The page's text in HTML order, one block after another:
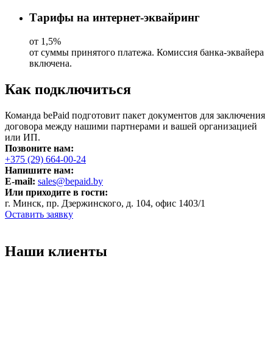
Тарифы на интернет-эквайринг
от 1,5%
от суммы принятого платежа. Комиссия банка-эквайера
включена.
Как подключиться
Команда bePaid подготовит пакет документов для заключения
договора между нашими партнерами и вашей организацией
или ИП.
Позвоните нам:
+375 (29) 664-00-24
Напишите нам:
E-mail: sales@bepaid.by
Или приходите в гости:
г. Минск, пр. Дзержинского, д. 104, офис 1403/1
Оставить заявку
Наши клиенты